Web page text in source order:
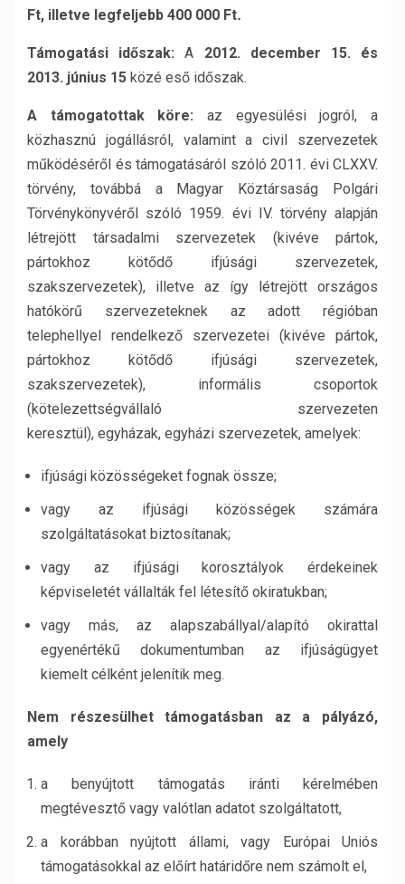
Ft, illetve legfeljebb 400 000 Ft.
Támogatási időszak:A 2012. december 15. és
2013. június 15 közé eső időszak.
A támogatottak köre: az egyesülési jogról, a
közhasznú jogállásról, valamint a civil szervezetek
működéséről és támogatásáról szóló 2011. évi CLXXV.
törvény, továbbá a Magyar Köztársaság Polgári
Törvénykönyvéről szóló 1959. évi IV. törvény alapján
létrejött társadalmi szervezetek (kivéve pártok,
pártokhoz kötődő ifjúsági szervezetek,
szakszervezetek), illetve az így létrejött országos
hatókörű szervezeteknek az adott régióban
telephellyel rendelkező szervezetei (kivéve pártok,
pártokhoz kötődő ifjúsági szervezetek,
szakszervezetek), informális csoportok
(kötelezettségvállaló szervezeten
keresztül), egyházak, egyházi szervezetek, amelyek:
ifjúsági közösségeket fognak össze;
vagy az ifjúsági közösségek számára
szolgáltatásokat biztosítanak;
vagy az ifjúsági korosztályok érdekeinek
képviseletét vállalták fel létesítő okiratukban;
vagy más, az alapszabállyal/alapító okirattal
egyenértékű dokumentumban az ifjúságügyet
kiemelt célként jelenítik meg.
Nem részesülhet támogatásban az a pályázó,
amely
a benyújtott támogatás iránti kérelmében
megtévesztő vagy valótlan adatot szolgáltatott,
a korábban nyújtott állami, vagy Európai Uniós
támogatásokkal az előírt határidőre nem számolt el,